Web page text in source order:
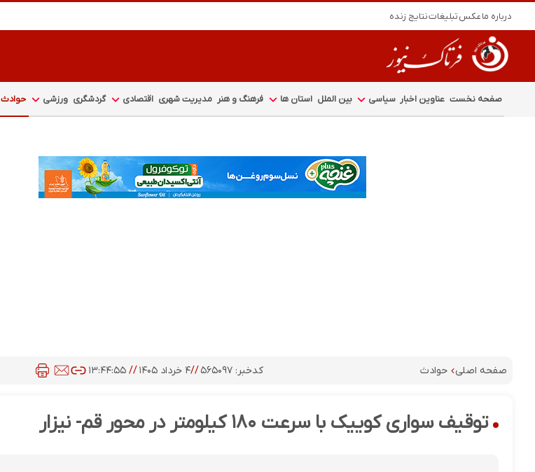
درباره ماعکستبلیغاتنتایج زنده
صفحه نخست عناوین اخبار سیاسی بین الملل استان ها فرهنگ و هنر مدیریت شهری اقتصادی گردشگری ورزشی حوادث
صفحه اصلی حوادث کدخبر: ۵۶۵۰۹۷ //۴ خرداد ۱۴۰۵ // ۱۳:۴۴:۵۵
توقیف سواری کوییک با سرعت ۱۸۰ کیلومتر در محور قم- نیزار